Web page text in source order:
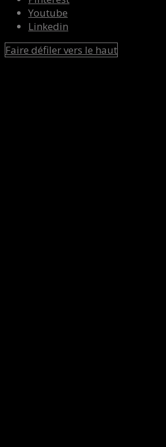
Youtube
Linkedin
Faire défiler vers le haut